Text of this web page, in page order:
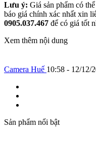
Lưu ý: Giá sản phẩm có
báo giá chính xác nhất xin
0905.037.467 để có giá tốt
Xem thêm nội dung
Camera Huế 10:58 - 12/12/
Sản phẩm nổi bật